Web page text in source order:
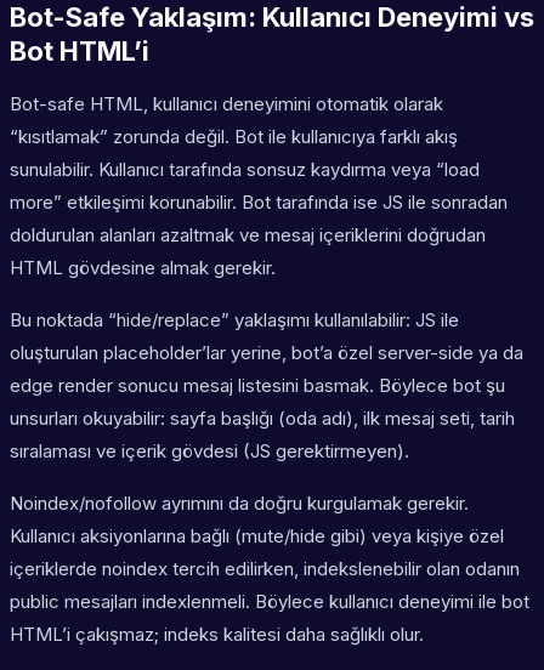
Bot-Safe Yaklaşım: Kullanıcı Deneyimi vs
Bot HTML’i
Bot-safe HTML, kullanıcı deneyimini otomatik olarak
“kısıtlamak” zorunda değil. Bot ile kullanıcıya farklı akış
sunulabilir. Kullanıcı tarafında sonsuz kaydırma veya “load
more” etkileşimi korunabilir. Bot tarafında ise JS ile sonradan
doldurulan alanları azaltmak ve mesaj içeriklerini doğrudan
HTML gövdesine almak gerekir.
Bu noktada “hide/replace” yaklaşımı kullanılabilir: JS ile
oluşturulan placeholder’lar yerine, bot’a özel server-side ya da
edge render sonucu mesaj listesini basmak. Böylece bot şu
unsurları okuyabilir: sayfa başlığı (oda adı), ilk mesaj seti, tarih
sıralaması ve içerik gövdesi (JS gerektirmeyen).
Noindex/nofollow ayrımını da doğru kurgulamak gerekir.
Kullanıcı aksiyonlarına bağlı (mute/hide gibi) veya kişiye özel
içeriklerde noindex tercih edilirken, indekslenebilir olan odanın
public mesajları indexlenmeli. Böylece kullanıcı deneyimi ile bot
HTML’i çakışmaz; indeks kalitesi daha sağlıklı olur.